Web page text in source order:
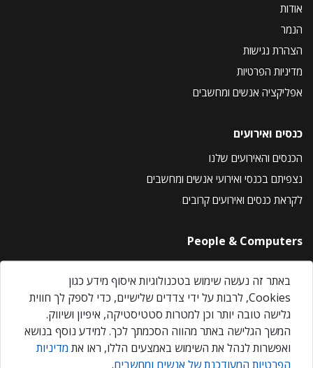
אודות
הנמר
הצהרת נגישות
מדיניות הפרטיות
אפליקציה אנשים ומחשבים
כנסים ואירועים
הכנסים והאירועים שלנו
נצפיתם בכנסי ואירועי אנשים ומחשבים
לקראת כנסים ואירועים קרובים
People & Computers
About Us
Privacy Policy
Contact Us
Our Events
באתר זה נעשה שימוש בטכנולוגיות איסוף מידע כגון
Cookies, לרבות על ידי צדדים שלישיים, כדי לספק לך חווית
גלישה טובה יותר וכן למטרות סטטיסטיקה, איפיון ושיווק.
המשך הגלישה באתר מהווה הסכמתך לכך. למידע נוסף בנושא
ואפשרות לנהל את השימוש באמצעים הללו, ראו את מדיניות
הפרטיות המעודכנת של אנשים ומחשבים.